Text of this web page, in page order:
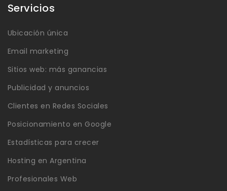
Servicios
Ubicación única
Email marketing
Sitios web: más ganancias
Publicidad y anuncios
Clientes en Redes Sociales
Posicionamiento en Google
Estadísticas para crecer
Hosting en Argentina
Profesionales Web